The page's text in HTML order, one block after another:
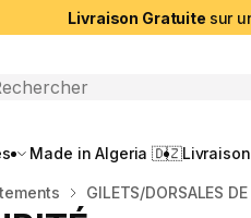
Livraison Gratuite sur
ouverte
Made in Algeria 🇩🇿
GILETS/DORSALES